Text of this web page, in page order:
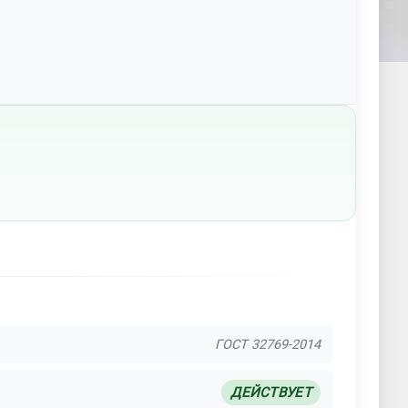
ГОСТ 32769-2014
ДЕЙСТВУЕТ